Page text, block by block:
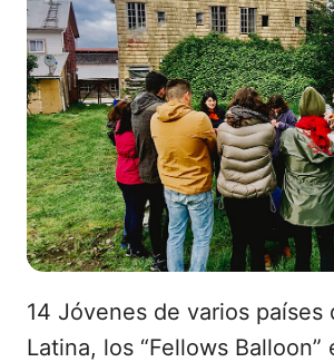
14 Jóvenes de varios países
Latina, los “Fellows Balloon”